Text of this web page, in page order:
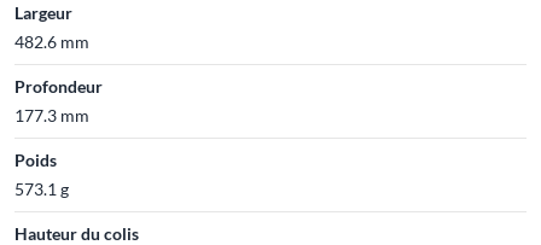
Largeur
482.6 mm
Profondeur
177.3 mm
Poids
573.1 g
Hauteur du colis